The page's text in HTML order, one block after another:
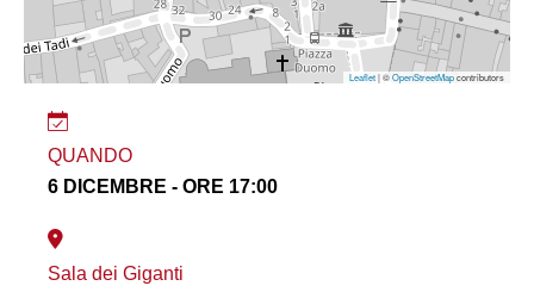
Leaflet| ©OpenStreetMapcontributors
QUANDO
6 DICEMBRE - ORE 17:00
Sala dei Giganti